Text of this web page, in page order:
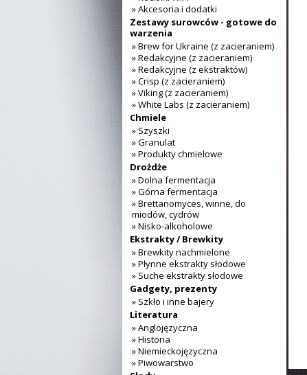
» Akcesoria i dodatki
Zestawy surowców - gotowe do
warzenia
» Brew for Ukraine (z zacieraniem)
» Redakcyjne (z zacieraniem)
» Redakcyjne (z ekstraktów)
» Crisp (z zacieraniem)
» Viking (z zacieraniem)
» White Labs (z zacieraniem)
Chmiele
» Szyszki
» Granulat
» Produkty chmielowe
Drożdże
» Dolna fermentacja
» Górna fermentacja
» Brettanomyces, winne, do
miodów, cydrów
» Nisko-alkoholowe
Ekstrakty / Brewkity
» Brewkity nachmielone
» Płynne ekstrakty słodowe
» Suche ekstrakty słodowe
Gadgety, prezenty
» Szkło i inne bajery
Literatura
» Anglojęzyczna
» Historia
» Niemieckojęzyczna
» Piwowarstwo